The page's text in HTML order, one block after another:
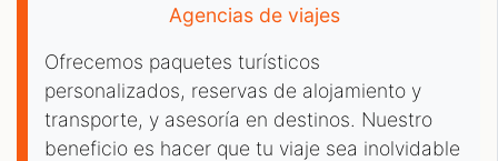
Agencias de viajes
Ofrecemos paquetes turísticos
personalizados, reservas de alojamiento y
transporte, y asesoría en destinos. Nuestro
beneficio es hacer que tu viaje sea inolvidable